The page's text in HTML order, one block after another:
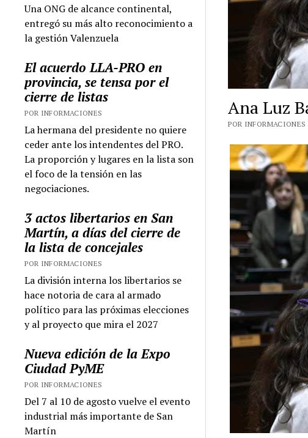
Una ONG de alcance continental,
entregó su más alto reconocimiento a
la gestión Valenzuela
El acuerdo LLA-PRO en
provincia, se tensa por el
cierre de listas
POR INFORMACIONES
La hermana del presidente no quiere
ceder ante los intendentes del PRO.
La proporción y lugares en la lista son
el foco de la tensión en las
negociaciones.
3 actos libertarios en San
Martín, a días del cierre de
la lista de concejales
POR INFORMACIONES
La división interna los libertarios se
hace notoria de cara al armado
político para las próximas elecciones
y al proyecto que mira el 2027
Nueva edición de la Expo
Ciudad PyME
POR INFORMACIONES
Del 7 al 10 de agosto vuelve el evento
industrial más importante de San
Martín
Ana Luz
POR